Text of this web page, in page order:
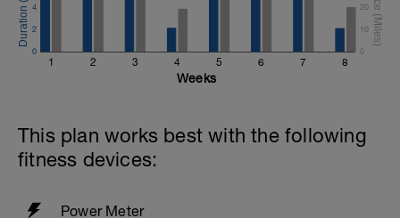
1 2 3 4 5 6 7 8
0
2
4
0
10
20
Weeks
This plan works best with the following
fitness devices:
Power Meter